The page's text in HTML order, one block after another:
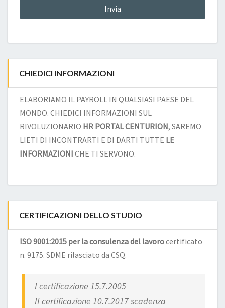
CHIEDICI INFORMAZIONI
ELABORIAMO IL PAYROLL IN QUALSIASI PAESE DEL
MONDO. CHIEDICI INFORMAZIONI SUL
RIVOLUZIONARIO HR PORTAL CENTURION, SAREMO
LIETI DI INCONTRARTI E DI DARTI TUTTE LE
INFORMAZIONI CHE TI SERVONO.
CERTIFICAZIONI DELLO STUDIO
ISO 9001:2015 per la consulenza del lavorocertificato
n. 9175. SDME rilasciato da CSQ.
I certificazione 15.7.2005
II certificazione 10.7.2017 scadenza